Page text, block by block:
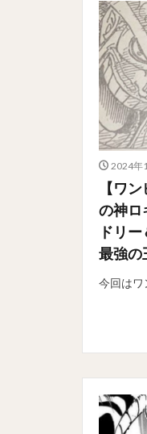
2024年
【ワ
の神ロ
ドリ
最強の
今回は